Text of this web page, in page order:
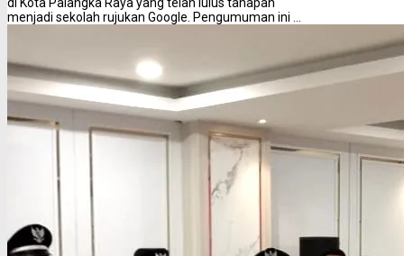
menjadi sekolah rujukan Google. Pengumuman ini ...